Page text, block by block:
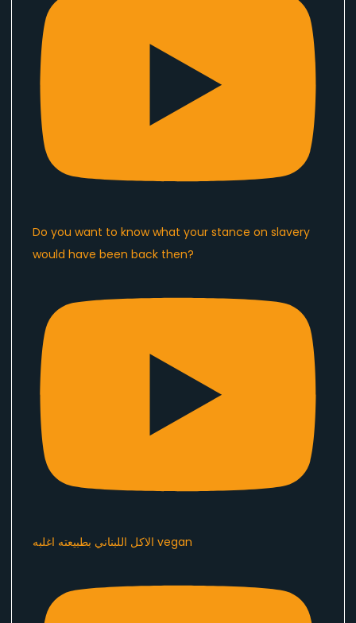
Do you want to know what your stance on slavery
would have been back then?
الاكل اللبناني بطبيعته اغلبه vegan